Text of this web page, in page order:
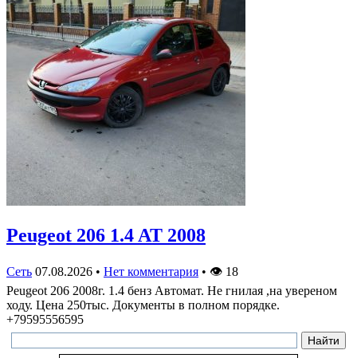
Peugeot 206 1.4 AT 2008
Сеть 07.08.2026 • Нет комментария • 👁 18
Peugeot 206 2008г. 1.4 бенз Автомат. Не гнилая ,на увереном
ходу. Цена 250тыс. Документы в полном порядке.
+79595556595